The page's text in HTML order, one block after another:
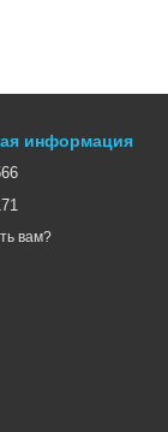
информация
вам?